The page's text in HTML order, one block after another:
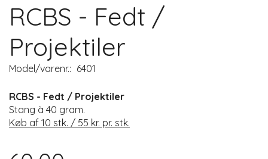
RCBS - Fedt /
Projektiler
Model/varenr.: 6401
RCBS - Fedt / Projektiler
Stang à 40 gram.
Køb af 10 stk. / 55 kr. pr. stk.